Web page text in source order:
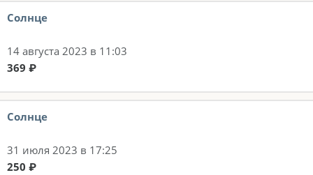
Солнце
14 августа 2023 в 11:03
369 ₽
Солнце
31 июля 2023 в 17:25
250 ₽